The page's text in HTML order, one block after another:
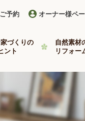
予約 オーナー様ペ
づくりの
ント
自然素材
リフォー